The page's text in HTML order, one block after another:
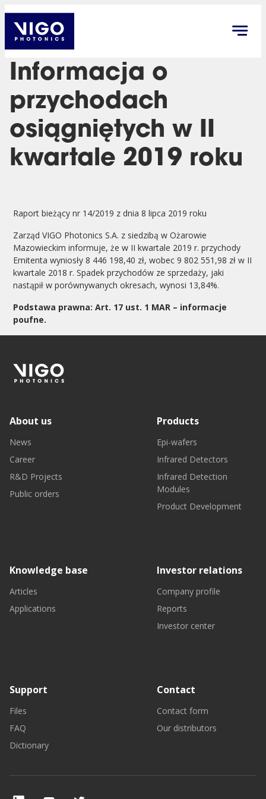
Informacja o
przychodach
osiągniętych w II
kwartale 2019 roku
Raport bieżący nr 14/2019 z dnia 8 lipca 2019 roku
Zarząd VIGO Photonics S.A. z siedzibą w Ożarowie
Mazowieckim informuje, że w II kwartale 2019 r. przychody
Emitenta wyniosły 8 446 198,40 zł, wobec 9 802 551,98 zł w II
kwartale 2018 r. Spadek przychodów ze sprzedaży, jaki
nastąpił w porównywanych okresach, wynosi 13,84%.
Podstawa prawna: Art. 17 ust. 1 MAR – informacje
poufne.
About us
News
Career
R&D Projects
Public orders
Products
Epi-wafers
Infrared Detectors
Infrared Detection
Modules
Product Development
Knowledge base
Articles
Applications
Investor relations
Company profile
Reports
Investor center
Support
Files
FAQ
Dictionary
Contact
Contact form
Our distributors